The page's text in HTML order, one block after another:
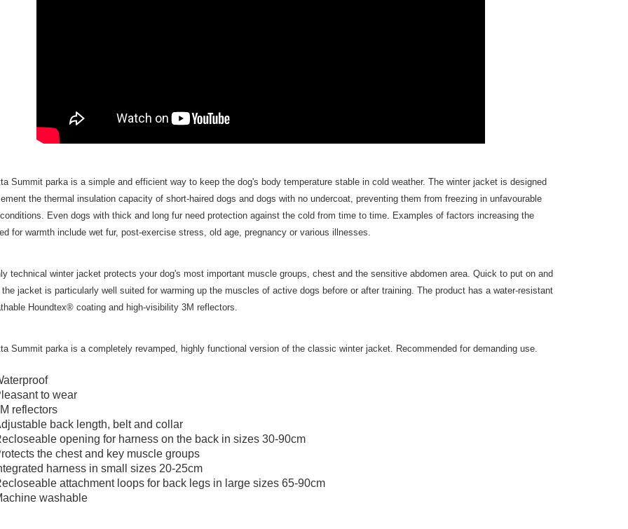
Summit parka is a simple and efficient way to keep the dog's body temperature stable in cold weather. The winter jacket is designed
the thermal insulation capacity of short-haired dogs and dogs with no undercoat, preventing them from freezing in unfavourable
Even dogs with thick and long fur need protection against the cold from time to time. Examples of factors increasing the
for warmth include wet fur, post-exercise stress, old age, pregnancy or various illnesses.
technical winter jacket protects your dog's most important muscle groups, chest and the sensitive abdomen area. Quick to put on and
jacket is particularly well suited for warming up the muscles of active dogs before or after training. The product has a water-resistant
Houndtex® coating and high-visibility 3M reflectors.
Summit parka is a completely revamped, highly functional version of the classic winter jacket. Recommended for demanding use.
to wear
reflectors
back length, belt and collar
opening for harness on the back in sizes 30-90cm
the chest and key muscle groups
harness in small sizes 20-25cm
attachment loops for back legs in large sizes 65-90cm
washable